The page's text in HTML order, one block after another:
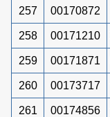
257 00170872
258 00171210
259 00171871
260 00173717
261 00174856